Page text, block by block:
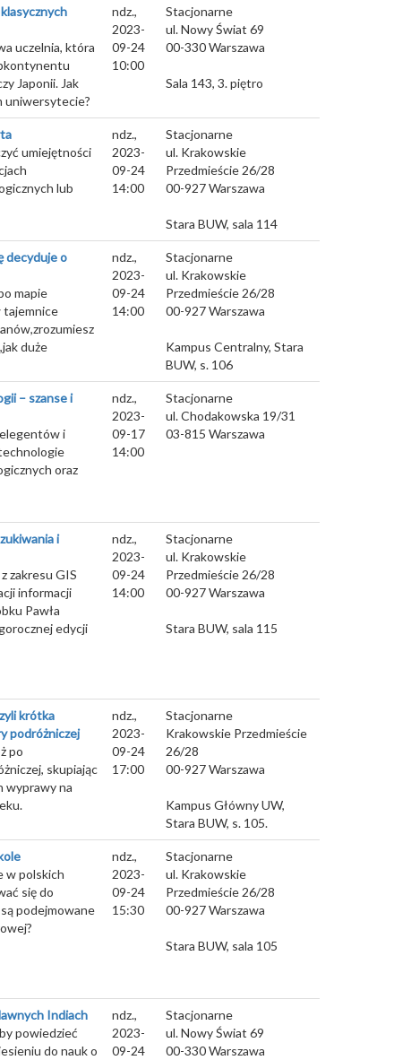
uczelnia, która
Japonii. Jak
uniwersytecie?
ndz.,
2023-
09-24
10:00
Stacjonarne
ul. Nowy Świat 69
00-330Warszawa
Sala 143, 3. piętro
umiejętności
lub
ndz.,
2023-
09-24
14:00
Stacjonarne
ul. Krakowskie
Przedmieście 26/28
00-927Warszawa
Stara BUW, sala 114
decyduje o
mapie
tajemnice
duże
ndz.,
2023-
09-24
14:00
Stacjonarne
ul. Krakowskie
Przedmieście 26/28
00-927Warszawa
Kampus Centralny, Stara
BUW, s. 106
– szanse i
i
oraz
ndz.,
2023-
09-17
14:00
Stacjonarne
ul. Chodakowska 19/31
03-815 Warszawa
i
zakresu GIS
informacji
Pawła
edycji
ndz.,
2023-
09-24
14:00
Stacjonarne
ul. Krakowskie
Przedmieście 26/28
00-927Warszawa
Stara BUW, sala 115
krótka
podróżniczej
po
skupiając
wyprawy na
ndz.,
2023-
09-24
17:00
Stacjonarne
Krakowskie Przedmieście
26/28
00-927Warszawa
Kampus Główny UW,
Stara BUW, s. 105.
w polskich
się do
podejmowane
ndz.,
2023-
09-24
15:30
Stacjonarne
ul. Krakowskie
Przedmieście 26/28
00-927Warszawa
Stara BUW, sala 105
Indiach
powiedzieć
do nauk o
ndz.,
2023-
09-24
Stacjonarne
ul. Nowy Świat 69
00-330Warszawa